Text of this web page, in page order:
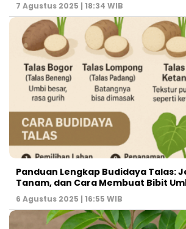
7 Agustus 2025 | 18:34 WIB
Panduan Lengkap Budidaya Talas:
Tanam, dan Cara Membuat Bibit
6 Agustus 2025 | 16:55 WIB